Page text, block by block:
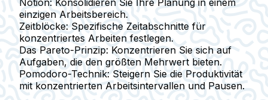
einzigen Arbeitsbereich.
Zeitblöcke: Spezifische Zeitabschnitte für
konzentriertes Arbeiten festlegen.
Das Pareto-Prinzip: Konzentrieren Sie sich auf
Aufgaben, die den größten Mehrwert bieten.
Pomodoro-Technik: Steigern Sie die Produktivität
mit konzentrierten Arbeitsintervallen und Pausen.